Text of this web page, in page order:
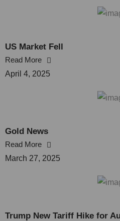
US Market Fell
Read More
April 4, 2025
Gold News
Read More
March 27, 2025
Trump New Tariff Hike for